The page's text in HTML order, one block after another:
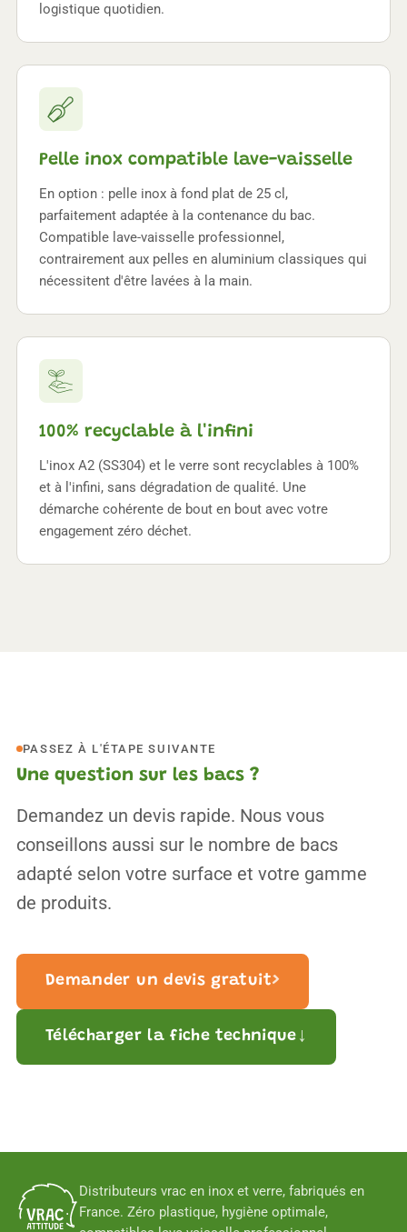
logistique quotidien.
Pelle inox compatible lave-vaisselle
En option : pelle inox à fond plat de 25 cl,
parfaitement adaptée à la contenance du bac.
Compatible lave-vaisselle professionnel,
contrairement aux pelles en aluminium classiques qui
nécessitent d'être lavées à la main.
100% recyclable à l'infini
L'inox A2 (SS304) et le verre sont recyclables à 100%
et à l'infini, sans dégradation de qualité. Une
démarche cohérente de bout en bout avec votre
engagement zéro déchet.
PASSEZ À L'ÉTAPE SUIVANTE
Une question sur les bacs ?
Demandez un devis rapide. Nous vous
conseillons aussi sur le nombre de bacs
adapté selon votre surface et votre gamme
de produits.
Demander un devis gratuit›
Télécharger la fiche technique ↓
Distributeurs vrac en inox et verre, fabriqués en
France. Zéro plastique, hygiène optimale,